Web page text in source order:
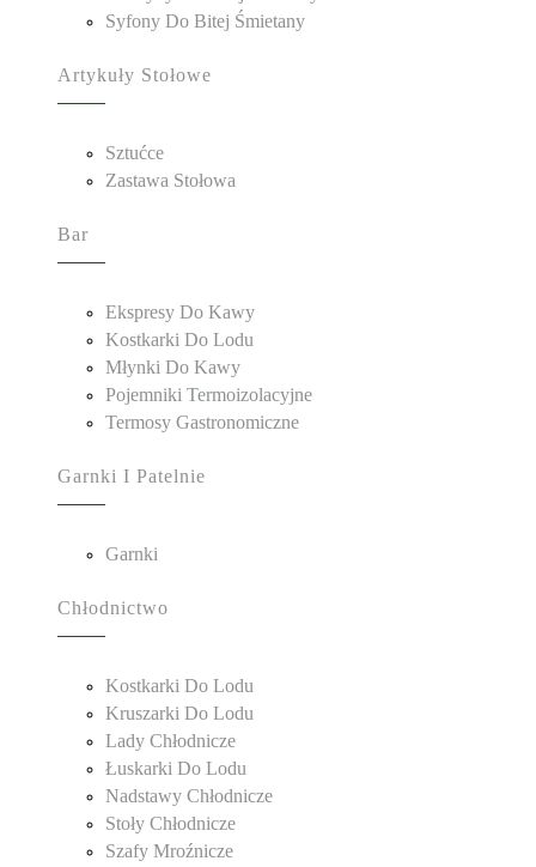
Syfony Do Bitej Śmietany
Artykuły Stołowe
Sztućce
Zastawa Stołowa
Bar
Ekspresy Do Kawy
Kostkarki Do Lodu
Młynki Do Kawy
Pojemniki Termoizolacyjne
Termosy Gastronomiczne
Garnki I Patelnie
Garnki
Chłodnictwo
Kostkarki Do Lodu
Kruszarki Do Lodu
Lady Chłodnicze
Łuskarki Do Lodu
Nadstawy Chłodnicze
Stoły Chłodnicze
Szafy Mroźnicze